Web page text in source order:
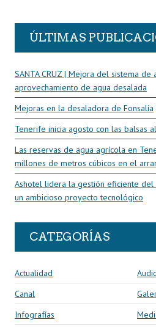
ÚLTIMAS
SANTA CRUZ | Mejora del sistema
aprovechamiento de agua desalada
Mejoras en la desaladora de Fonsalía
Tenerife inicia agosto con las balsas
Las reservas de agua agrícola en
millones de metros cúbicos en el
Ashotel lidera la gestión eficiente del
un ambicioso proyecto tecnológico
CATEGORÍAS
Actualidad
Canal
Infografías